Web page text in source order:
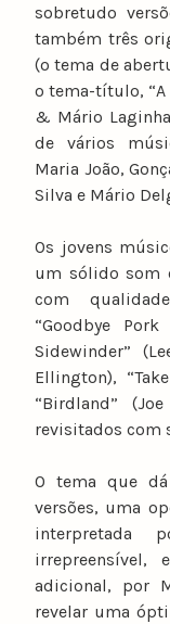
sobretudo
também três
(o tema de
o tema-título, “A
& Mário
de vários
Maria João,
Silva e Mário
Os jovens
um sólido som
com
“Goodbye
Sidewinder”
Ellington),
“Birdland”
revisitados com
O tema que
versões, uma
interpretada
irrepreensível,
adicional, por
revelar uma